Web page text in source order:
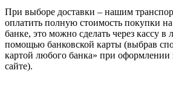
При выборе доставки – нашим
оплатить полную стоимость покупки
банке, это можно сделать через кассу
помощью банковской карты (выбрав
картой любого банка» при оформлении
сайте).